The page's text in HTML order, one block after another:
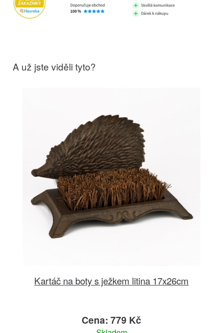
A už jste viděli tyto?
Kartáč na boty s ježkem litina 17x26cm
Cena: 779 Kč